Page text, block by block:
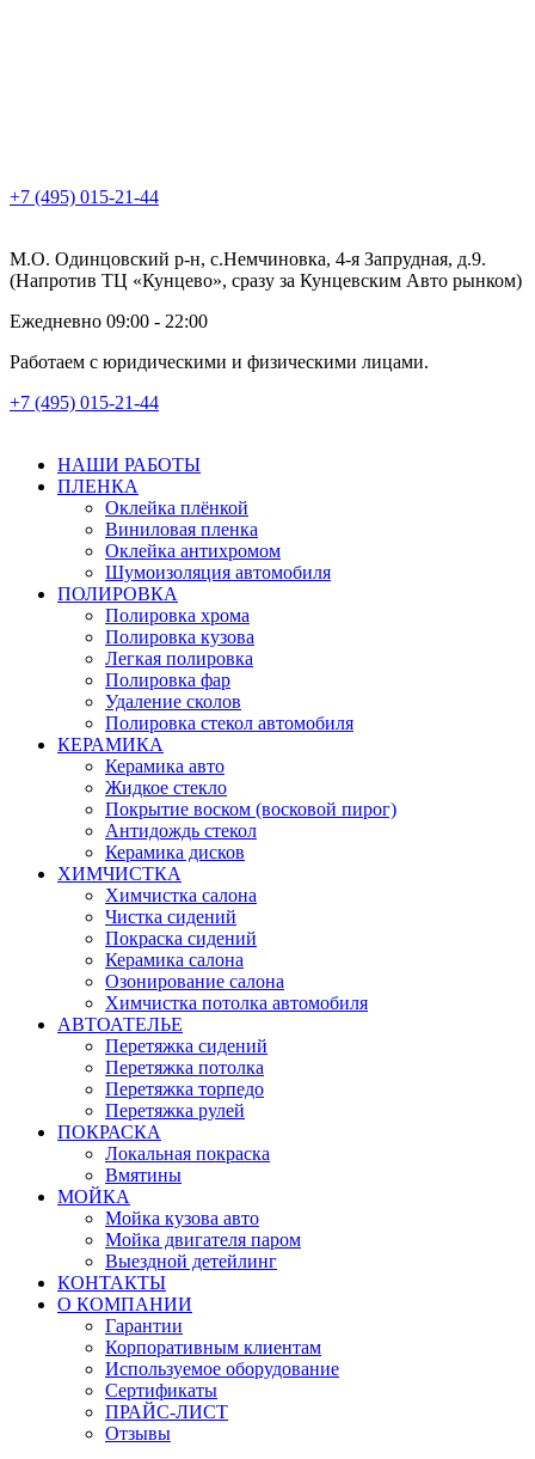
+7 (495) 015-21-44
М.О. Одинцовский р-н, с.Немчиновка, 4-я Запрудная, д.9.
(Напротив ТЦ «Кунцево», сразу за Кунцевским Авто рынком)
Ежедневно 09:00 - 22:00
Работаем с юридическими и физическими лицами.
+7 (495) 015-21-44
НАШИ РАБОТЫ
ПЛЕНКА
Оклейка плёнкой
Виниловая пленка
Оклейка антихромом
Шумоизоляция автомобиля
ПОЛИРОВКА
Полировка хрома
Полировка кузова
Легкая полировка
Полировка фар
Удаление сколов
Полировка стекол автомобиля
КЕРАМИКА
Керамика авто
Жидкое стекло
Покрытие воском (восковой пирог)
Антидождь стекол
Керамика дисков
ХИМЧИСТКА
Химчистка салона
Чистка сидений
Покраска сидений
Керамика салона
Озонирование салона
Химчистка потолка автомобиля
АВТОАТЕЛЬЕ
Перетяжка сидений
Перетяжка потолка
Перетяжка торпедо
Перетяжка рулей
ПОКРАСКА
Локальная покраска
Вмятины
МОЙКА
Мойка кузова авто
Мойка двигателя паром
Выездной детейлинг
КОНТАКТЫ
О КОМПАНИИ
Гарантии
Корпоративным клиентам
Используемое оборудование
Сертификаты
ПРАЙС-ЛИСТ
Отзывы